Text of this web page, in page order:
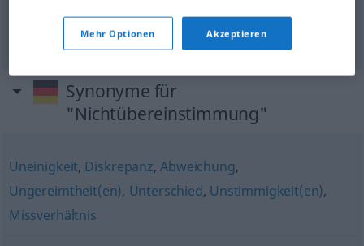
Synonyme für
"Nichtübereinstimmung"
Uneinigkeit, Diskrepanz,Abweichung,
Ungereimtheit(en), Unterschied, Unstimmigkeit(en),
Missverhältnis
Mehr Optionen Akzeptieren